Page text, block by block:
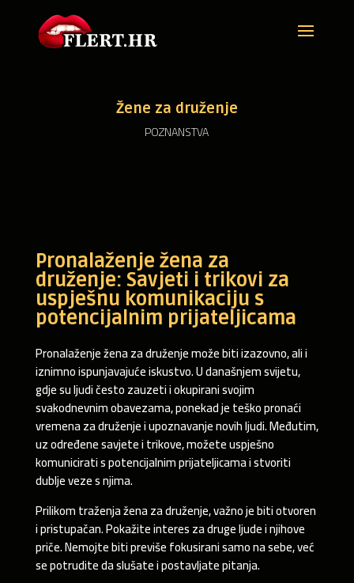
Žene za druženje
POZNANSTVA
Pronalaženje žena za
druženje: Savjeti i trikovi za
uspješnu komunikaciju s
potencijalnim prijateljicama
Pronalaženje žena za druženje može biti izazovno, ali i
iznimno ispunjavajuće iskustvo. U današnjem svijetu,
gdje su ljudi često zauzeti i okupirani svojim
svakodnevnim obavezama, ponekad je teško pronaći
vremena za druženje i upoznavanje novih ljudi. Međutim,
uz određene savjete i trikove, možete uspješno
komunicirati s potencijalnim prijateljicama i stvoriti
dublje veze s njima.
Prilikom traženja žena za druženje, važno je biti otvoren
i pristupačan. Pokažite interes za druge ljude i njihove
priče. Nemojte biti previše fokusirani samo na sebe, već
se potrudite da slušate i postavljate pitanja.